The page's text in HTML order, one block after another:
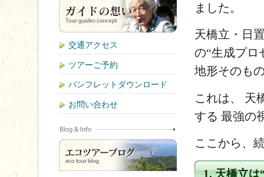
ました。
天橋立・日
の“生成プロ
地形そのも
これは、 天
する 最強の
ここから、
1. 天橋立
交通アクセス
ツアーご予約
パンフレットダウンロード
お問い合わせ